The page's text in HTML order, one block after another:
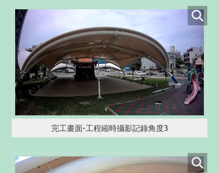
完工畫面-工程縮時攝影記錄角度3